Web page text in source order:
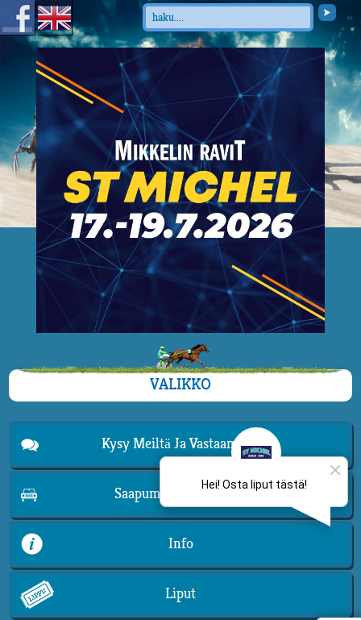
VALIKKO
Kysy Meiltä Ja Vastaamme!
Saapuminen Mikkeliin
Info
Liput